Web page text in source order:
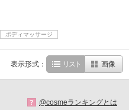
ボディマッサージ
表示形式： リスト 画像
? @cosmeランキングとは